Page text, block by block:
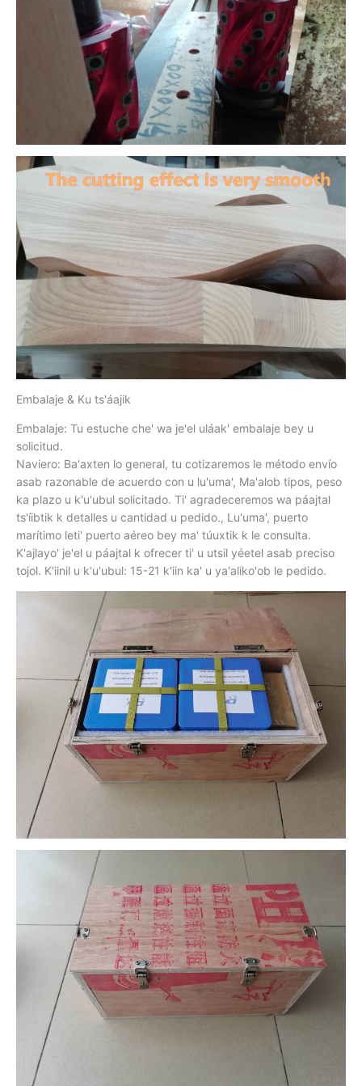
Embalaje & Ku ts'áajik
Embalaje: Tu estuche che' wa je'el uláak' embalaje bey u
solicitud.
Naviero: Ba'axten lo general, tu cotizaremos le método envío
asab razonable de acuerdo con u lu'uma', Ma'alob tipos, peso
ka plazo u k'u'ubul solicitado. Ti' agradeceremos wa páajtal
ts'íibtik k detalles u cantidad u pedido., Lu'uma', puerto
marítimo leti' puerto aéreo bey ma' túuxtik k le consulta.
K'ajlayo' je'el u páajtal k ofrecer ti' u utsil yéetel asab preciso
tojol. K'iinil u k'u'ubul: 15-21 k'iin ka' u ya'aliko'ob le pedido.